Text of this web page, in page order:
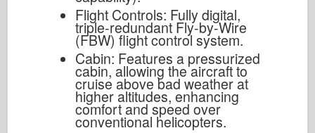
Flight Controls: Fully digital,
triple-redundant Fly-by-Wire
(FBW) flight control system.
Cabin: Features a pressurized
cabin, allowing the aircraft to
cruise above bad weather at
higher altitudes, enhancing
comfort and speed over
conventional helicopters.